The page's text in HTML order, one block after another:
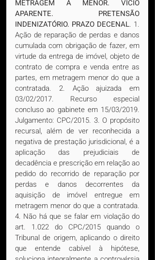
METRAGEM A MENOR. VÍCIO
APARENTE. PRETENSÃO
INDENIZATÓRIO. PRAZO DECENAL. 1.
Ação de reparação de perdas e danos
cumulada com obrigação de fazer, em
virtude da entrega de imóvel, objeto de
contrato de compra e venda entre as
partes, em metragem menor do que a
contratada. 2. Ação ajuizada em
03/02/2017. Recurso especial
concluso ao gabinete em 15/03/2019.
Julgamento: CPC/2015. 3. O propósito
recursal, além de ver reconhecida a
negativa de prestação jurisdicional, é a
aplicação das prejudiciais de
decadência e prescrição em relação ao
pedido do recorrido de reparação por
perdas e danos decorrentes da
aquisição de imóvel entregue em
metragem menor do que a contratada.
4. Não há que se falar em violação do
art. 1.022 do CPC/2015 quando o
Tribunal de origem, aplicando o direito
que entende cabível à hipótese,